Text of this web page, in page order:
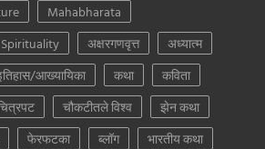
Mahabharata
Spirituality अक्षरगणवृत्त
अध्यात्म
आख्यायिका कथा
कविता
चौकटीतले विश्व
झेन कथा
फेरफटका ब्लॉग
भारतीय कथा